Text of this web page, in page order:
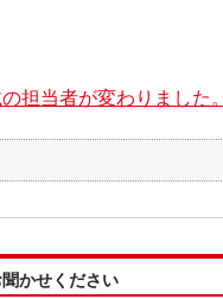
担当者が変わりました
かせください